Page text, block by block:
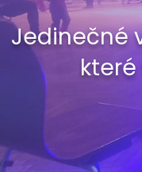
Jedinečné